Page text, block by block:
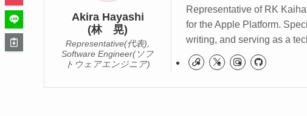
Akira Hayashi
(林 晃)
Representative(代表),
Software Engineer(ソフ
トウェアエンジニア)
Representative of RK
for the Apple Platform.
writing, and serving as a